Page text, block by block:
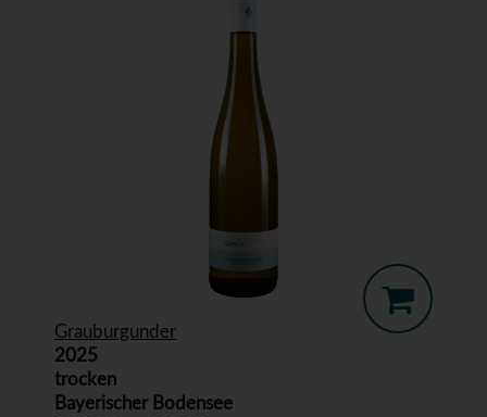
Grauburgunder
2025
trocken
Bayerischer Bodensee